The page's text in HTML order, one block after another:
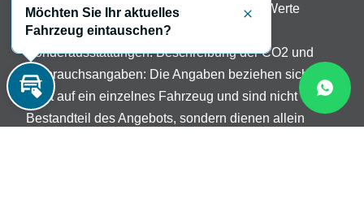
nichttechnischen Faktoren abhängig. Die Werte
variieren in Abhängigkeit der gewählten
Sonderausstattungen. Beschreibung der CO2 und
Verbrauchsangaben: Die Angaben beziehen sich
nicht auf ein einzelnes Fahrzeug und sind nicht
Bestandteil des Angebots, sondern dienen allein
Inzahlungnahme
Möchten Sie Ihr aktuelles
Fahrzeug eintauschen?
Schließen